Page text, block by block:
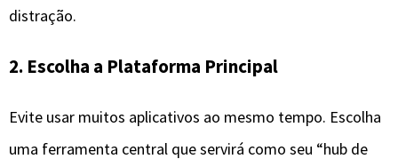
distração.
2. Escolha a Plataforma Principal
Evite usar muitos aplicativos ao mesmo tempo. Escolha
uma ferramenta central que servirá como seu “hub de